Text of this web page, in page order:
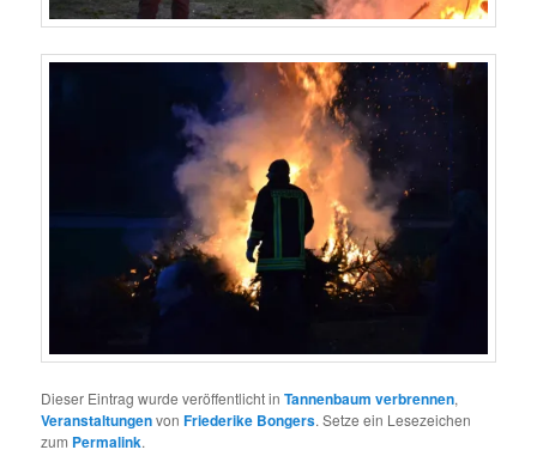
Dieser Eintrag wurde veröffentlicht inTannenbaum verbrennen,
VeranstaltungenvonFriederike Bongers. Setze ein Lesezeichen
zum Permalink.